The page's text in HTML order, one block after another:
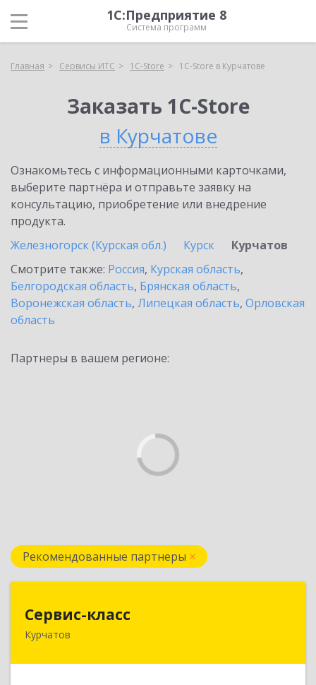
1С:Предприятие 8
Система программ
Главная Сервисы ИТС 1C-Store 1C-Store в Курчатове
Заказать 1C-Store
в Курчатове
Ознакомьтесь с информационными карточками,
выберите партнёра и отправьте заявку на
консультацию, приобретение или внедрение
продукта.
Железногорск (Курская обл.)
Курск
Курчатов
Смотрите также: Россия, Курская область,
Белгородская область, Брянская область,
Воронежская область, Липецкая область, Орловская
область
Партнеры в вашем регионе:
Рекомендованные партнеры
Сервис-класс
Курчатов